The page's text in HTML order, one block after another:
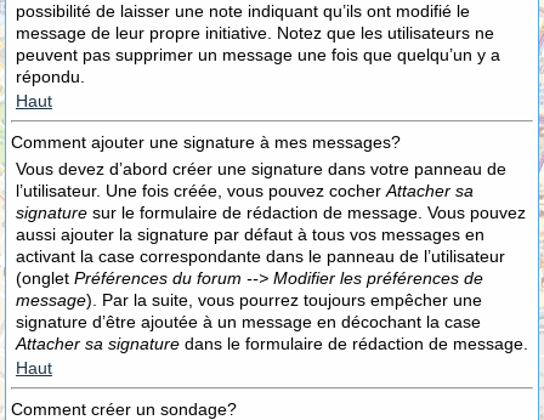
possibilité de laisser une note indiquant qu’ils ont modifié le
message de leur propre initiative. Notez que les utilisateurs ne
peuvent pas supprimer un message une fois que quelqu’un y a
répondu.
Haut
Comment ajouter une signature à mes messages?
Vous devez d’abord créer une signature dans votre panneau de
l’utilisateur. Une fois créée, vous pouvez cocher Attacher sa
signature sur le formulaire de rédaction de message. Vous pouvez
aussi ajouter la signature par défaut à tous vos messages en
activant la case correspondante dans le panneau de l’utilisateur
(onglet Préférences du forum --> Modifier les préférences de
message). Par la suite, vous pourrez toujours empêcher une
signature d’être ajoutée à un message en décochant la case
Attacher sa signature dans le formulaire de rédaction de message.
Haut
Comment créer un sondage?